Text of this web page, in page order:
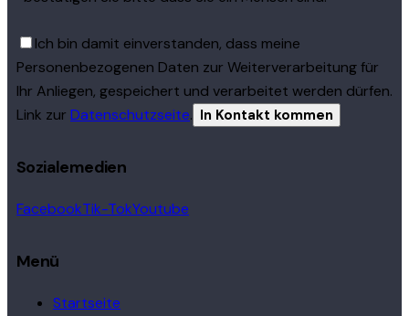
Ich bin damit einverstanden, dass meine
Personenbezogenen Daten zur Weiterverarbeitung für
Ihr Anliegen, gespeichert und verarbeitet werden dürfen.
Link zur Datenschutzseite.
Sozialemedien
FacebookTik-TokYoutube
Menü
Startseite